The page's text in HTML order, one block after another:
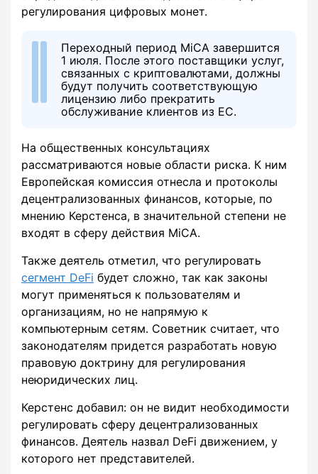
регулирования цифровых монет.
Переходный период MiCA завершится
1 июля. После этого поставщики услуг,
связанных с криптовалютами, должны
будут получить соответствующую
лицензию либо прекратить
обслуживание клиентов из ЕС.
На общественных консультациях
рассматриваются новые области риска. К ним
Европейская комиссия отнесла и протоколы
децентрализованных финансов, которые, по
мнению Керстенса, в значительной степени не
входят в сферу действия MiCA.
Также деятель отметил, что регулировать
сегмент DeFi будет сложно, так как законы
могут применяться к пользователям и
организациям, но не напрямую к
компьютерным сетям. Советник считает, что
законодателям придется разработать новую
правовую доктрину для регулирования
неюридических лиц.
Керстенс добавил: он не видит необходимости
регулировать сферу децентрализованных
финансов. Деятель назвал DeFi движением, у
которого нет представителей.